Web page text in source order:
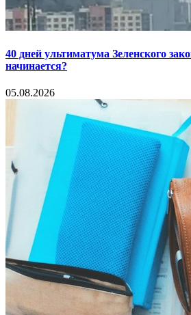
40 дней ультиматума Зеленского
начинается?
05.08.2026